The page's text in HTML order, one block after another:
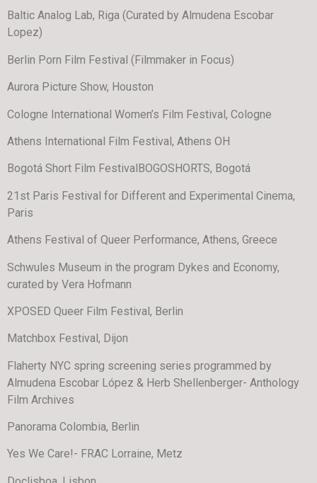
Baltic Analog Lab, Riga (Curated by Almudena Escobar
Lopez)
Berlin Porn Film Festival (Filmmaker in Focus)
Aurora Picture Show, Houston
Cologne International Women’s Film Festival, Cologne
Athens International Film Festival, Athens OH
Bogotá Short Film FestivalBOGOSHORTS, Bogotá
21st Paris Festival for Different and Experimental Cinema,
Paris
Athens Festival of Queer Performance, Athens, Greece
Schwules Museum in the program Dykes and Economy,
curated by Vera Hofmann
XPOSED Queer Film Festival, Berlin
Matchbox Festival, Dijon
Flaherty NYC spring screening series programmed by
Almudena Escobar López & Herb Shellenberger- Anthology
Film Archives
Panorama Colombia, Berlin
Yes We Care!- FRAC Lorraine, Metz